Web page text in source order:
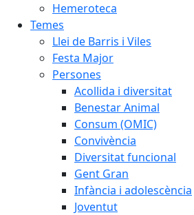
Hemeroteca
Temes
Llei de Barris i Viles
Festa Major
Persones
Acollida i diversitat
Benestar Animal
Consum (OMIC)
Convivència
Diversitat funcional
Gent Gran
Infància i adolescència
Joventut